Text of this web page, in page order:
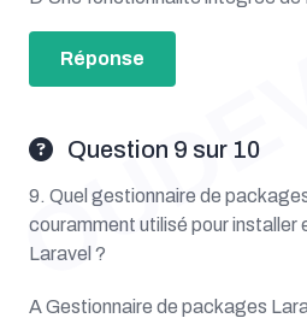
Réponse
Question 9 sur 10
9. Quel gestionnaire de
couramment utilisé pour installer
Laravel ?
A Gestionnaire de packages